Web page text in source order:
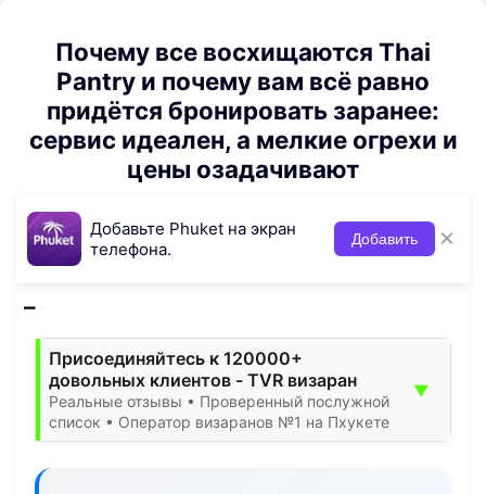
Почему все восхищаются Thai
Pantry и почему вам всё равно
придётся бронировать заранее:
сервис идеален, а мелкие огрехи и
цены озадачивают
Добавьте Phuket на экран
телефона.
Добавить ×
Присоединяйтесь к 120000+
довольных клиентов - TVR визаран
Реальные отзывы • Проверенный послужной
список • Оператор визаранов №1 на Пхукете
▼